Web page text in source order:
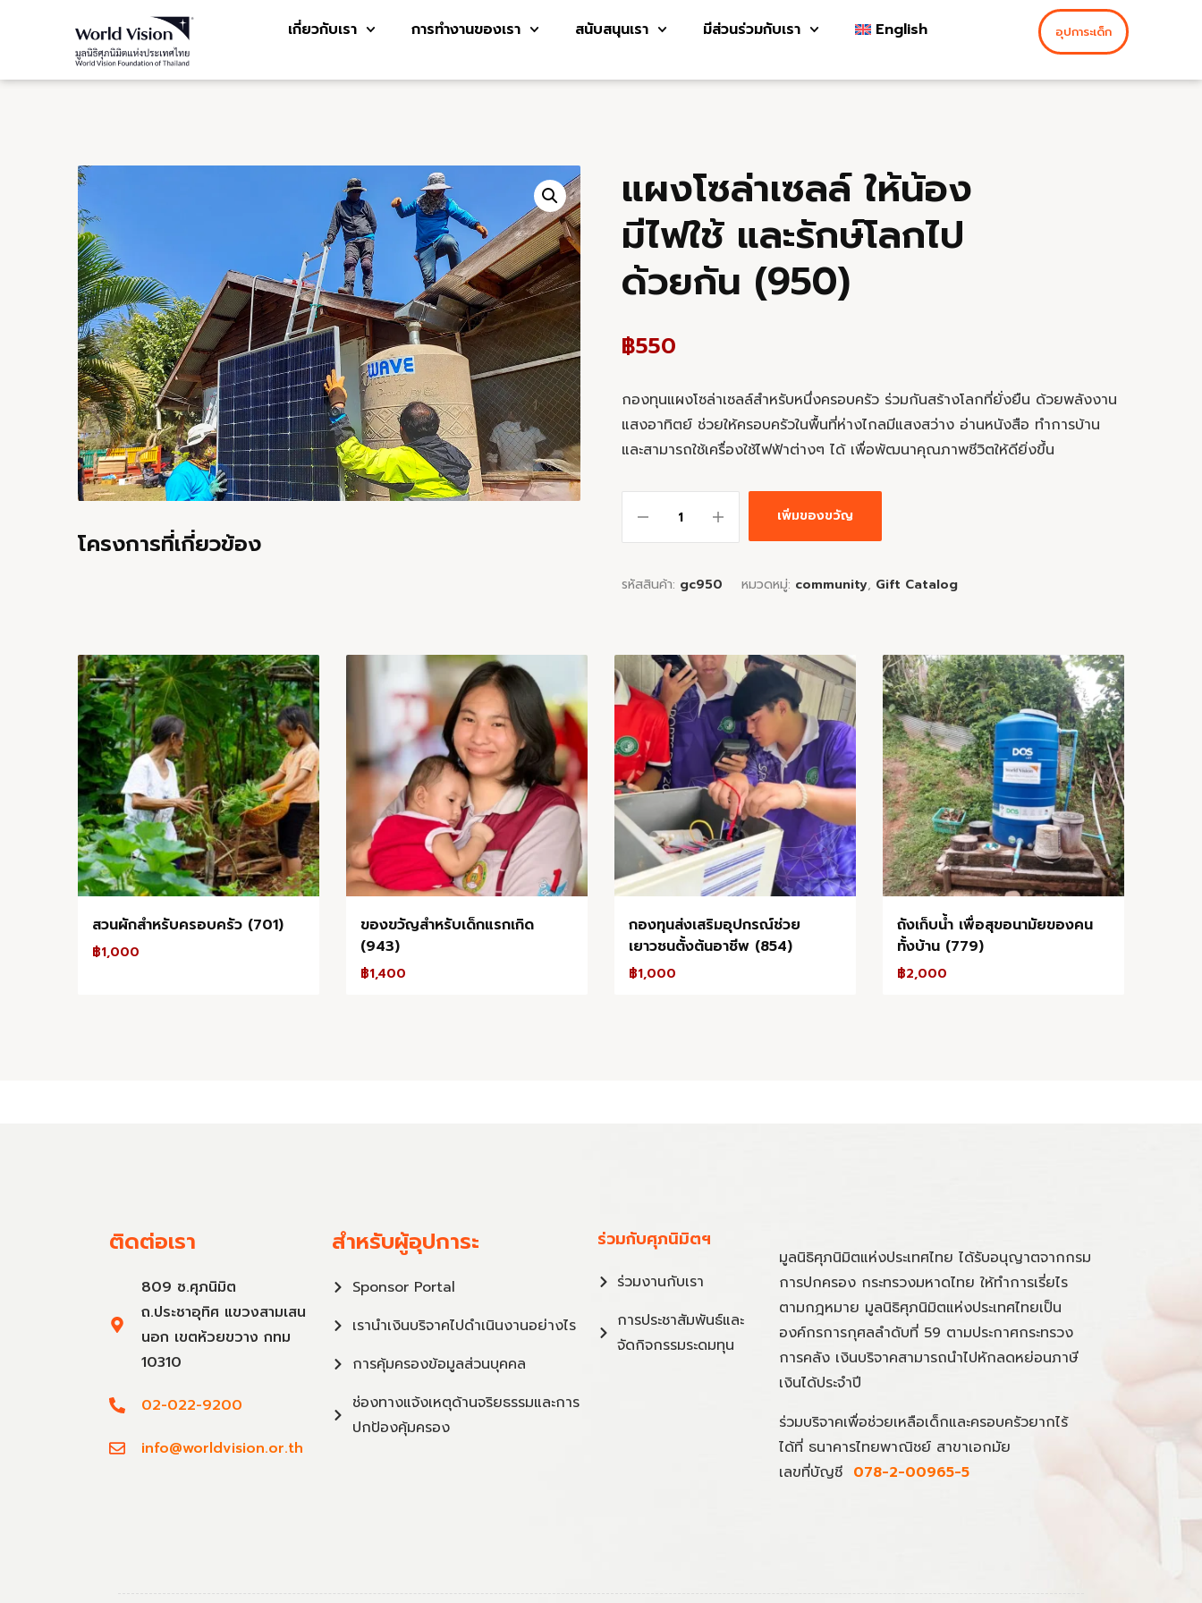
เกี่ยวกับเรา การทำงานของเรา สนับสนุนเรา มีส่วนร่วมกับเรา English อุปการะเด็ก
แผงโซล่าเซลล์ ให้น้อง
มีไฟใช้ และรักษ์โลกไป
ด้วยกัน (950)
฿550
กองทุนแผงโซล่าเซลล์สำหรับหนึ่งครอบครัว ร่วมกันสร้างโลกที่ยั่งยืน ด้วยพลังงาน
แสงอาทิตย์ ช่วยให้ครอบครัวในพื้นที่ห่างไกลมีแสงสว่าง อ่านหนังสือ ทำการบ้าน
และสามารถใช้เครื่องใช้ไฟฟ้าต่างๆ ได้ เพื่อพัฒนาคุณภาพชีวิตให้ดียิ่งขึ้น
เพิ่มของขวัญ
รหัสสินค้า: gc950 หมวดหมู่: community, Gift Catalog
โครงการที่เกี่ยวข้อง
สวนผักสำหรับครอบครัว (701)
฿1,000
ของขวัญสำหรับเด็กแรกเกิด
(943)
฿1,400
กองทุนส่งเสริมอุปกรณ์ช่วย
เยาวชนตั้งต้นอาชีพ (854)
฿1,000
ถังเก็บน้ำ เพื่อสุขอนามัยของคน
ทั้งบ้าน (779)
฿2,000
ติดต่อเรา
809 ซ.ศุภนิมิต
ถ.ประชาอุทิศ แขวงสามเสน
นอก เขตห้วยขวาง กทม
10310
02-022-9200
info@worldvision.or.th
สำหรับผู้อุปการะ
Sponsor Portal
เรานำเงินบริจาคไปดำเนินงานอย่างไร
การคุ้มครองข้อมูลส่วนบุคคล
ช่องทางแจ้งเหตุด้านจริยธรรมและการ
ปกป้องคุ้มครอง
ร่วมกับศุภนิมิตฯ
ร่วมงานกับเรา
การประชาสัมพันธ์และ
จัดกิจกรรมระดมทุน
มูลนิธิศุภนิมิตแห่งประเทศไทย ได้รับอนุญาตจากกรม
การปกครอง กระทรวงมหาดไทย ให้ทำการเรี่ยไร
ตามกฎหมาย มูลนิธิศุภนิมิตแห่งประเทศไทยเป็น
องค์กรการกุศลลำดับที่ 59 ตามประกาศกระทรวง
การคลัง เงินบริจาคสามารถนำไปหักลดหย่อนภาษี
เงินได้ประจำปี
ร่วมบริจาคเพื่อช่วยเหลือเด็กและครอบครัวยากไร้
ได้ที่ ธนาคารไทยพาณิชย์ สาขาเอกมัย
เลขที่บัญชี 078-2-00965-5